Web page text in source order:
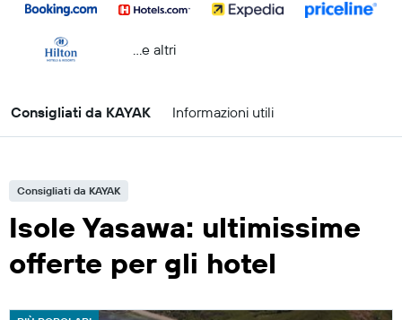
...e altri
Consigliati da KAYAK Informazioni utili
Consigliati da KAYAK
Isole Yasawa: ultimissime
offerte per gli hotel